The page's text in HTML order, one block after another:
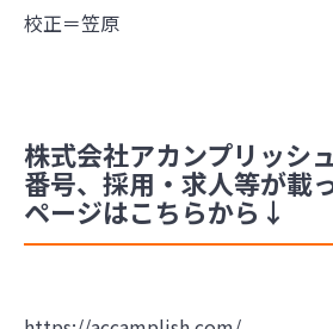
校正＝笠原
株式会社アカンプリッシ
番号、採用・求人等が載
ページはこちらから↓